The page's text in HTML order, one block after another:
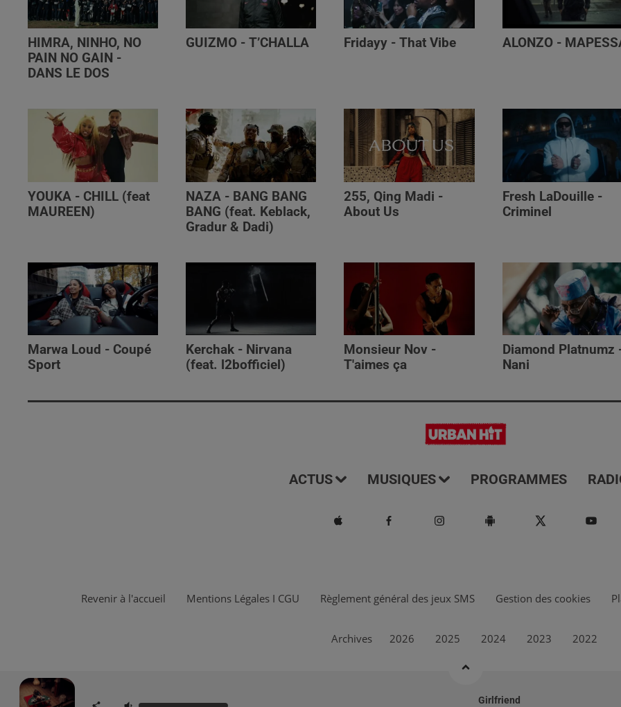
HIMRA, NINHO, NO
PAIN NO GAIN -
DANS LE DOS
GUIZMO - T’CHALLA Fridayy - That Vibe ALONZO -
YOUKA - CHILL (feat
MAUREEN)
NAZA - BANG BANG
BANG (feat. Keblack,
Gradur & Dadi)
255, Qing Madi -
About Us
Fresh LaDouille -
Criminel
Marwa Loud - Coupé
Sport
Kerchak - Nirvana
(feat. ‪l2bofficiel‬)
Monsieur Nov -
T'aimes ça
Diamond Platnumz
Nani
ACTUS MUSIQUES PROGRAMMES
Girlfriend
Revenir à l'accueil Mentions Légales I CGU Règlement général des jeux SMS Gestion des cookies
Archives 2026 2025 2024 2023 2022